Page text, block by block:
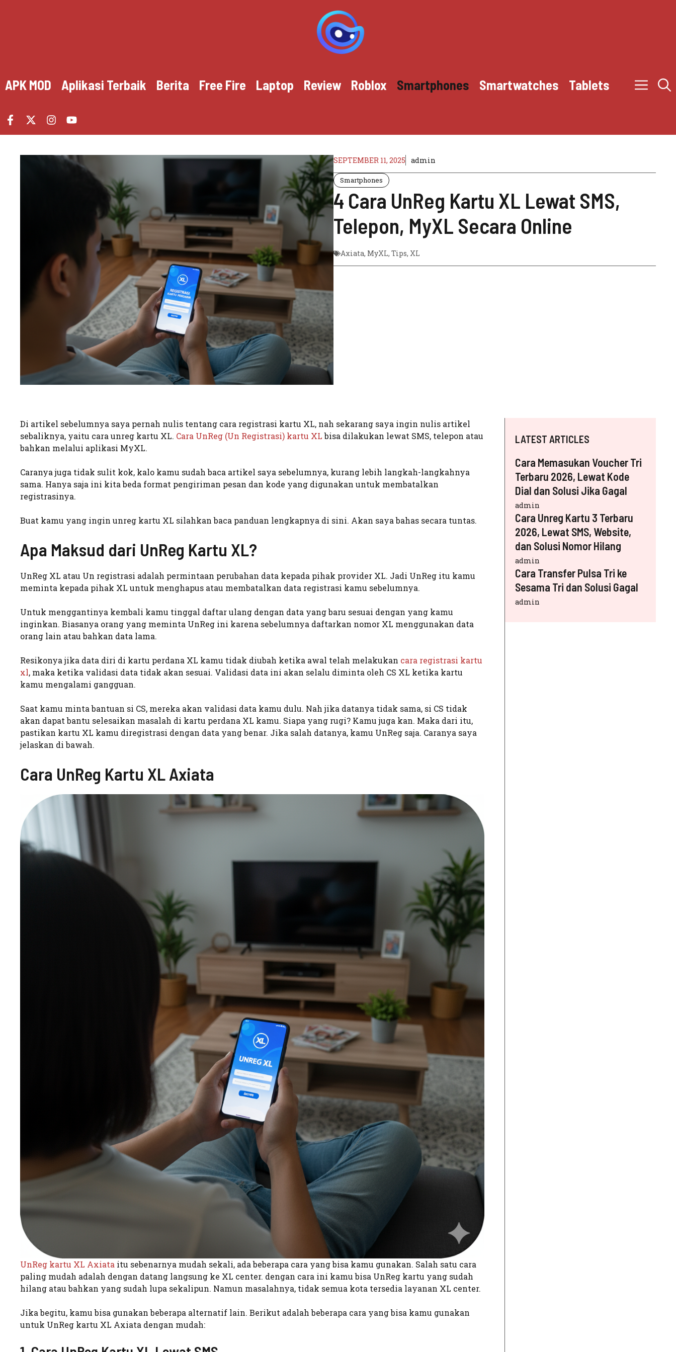
APK MOD Aplikasi Terbaik Berita Free Fire Laptop Review Roblox Smartphones Smartwatches Tablets
SEPTEMBER 11, 2025 admin
Smartphones
4 Cara UnReg Kartu XL Lewat SMS,
Telepon, MyXL Secara Online
Axiata, MyXL,Tips,XL
Di artikel sebelumnya saya pernah nulis tentang cara registrasi kartu XL, nah sekarang saya ingin nulis artikel
sebaliknya, yaitu cara unreg kartu XL. Cara UnReg (Un Registrasi) kartu XLbisa dilakukan lewat SMS, telepon atau
bahkan melalui aplikasi MyXL.
Caranya juga tidak sulit kok, kalo kamu sudah baca artikel saya sebelumnya, kurang lebih langkah-langkahnya
sama. Hanya saja ini kita beda format pengiriman pesan dan kode yang digunakan untuk membatalkan
registrasinya.
Buat kamu yang ingin unreg kartu XL silahkan baca panduan lengkapnya di sini. Akan saya bahas secara tuntas.
Apa Maksud dari UnReg Kartu XL?
UnReg XL atau Un registrasi adalah permintaan perubahan data kepada pihak provider XL. Jadi UnReg itu kamu
meminta kepada pihak XL untuk menghapus atau membatalkan data registrasi kamu sebelumnya.
Untuk menggantinya kembali kamu tinggal daftar ulang dengan data yang baru sesuai dengan yang kamu
inginkan. Biasanya orang yang meminta UnReg ini karena sebelumnya daftarkan nomor XL menggunakan data
orang lain atau bahkan data lama.
Resikonya jika data diri di kartu perdana XL kamu tidak diubah ketika awal telah melakukan cara registrasi kartu
xl, maka ketika validasi data tidak akan sesuai. Validasi data ini akan selalu diminta oleh CS XL ketika kartu
kamu mengalami gangguan.
Saat kamu minta bantuan si CS, mereka akan validasi data kamu dulu. Nah jika datanya tidak sama, si CS tidak
akan dapat bantu selesaikan masalah di kartu perdana XL kamu. Siapa yang rugi? Kamu juga kan. Maka dari itu,
pastikan kartu XL kamu diregistrasi dengan data yang benar. Jika salah datanya, kamu UnReg saja. Caranya saya
jelaskan di bawah.
Cara UnReg Kartu XL Axiata
UnReg kartu XL Axiata itu sebenarnya mudah sekali, ada beberapa cara yang bisa kamu gunakan. Salah satu cara
paling mudah adalah dengan datang langsung ke XL center. dengan cara ini kamu bisa UnReg kartu yang sudah
hilang atau bahkan yang sudah lupa sekalipun. Namun masalahnya, tidak semua kota tersedia layanan XL center.
Jika begitu, kamu bisa gunakan beberapa alternatif lain. Berikut adalah beberapa cara yang bisa kamu gunakan
untuk UnReg kartu XL Axiata dengan mudah:
LATEST ARTICLES
Cara Memasukan Voucher Tri
Terbaru 2026, Lewat Kode
Dial dan Solusi Jika Gagal
admin
Cara Unreg Kartu 3 Terbaru
2026, Lewat SMS, Website,
dan Solusi Nomor Hilang
admin
Cara Transfer Pulsa Tri ke
Sesama Tri dan Solusi Gagal
admin